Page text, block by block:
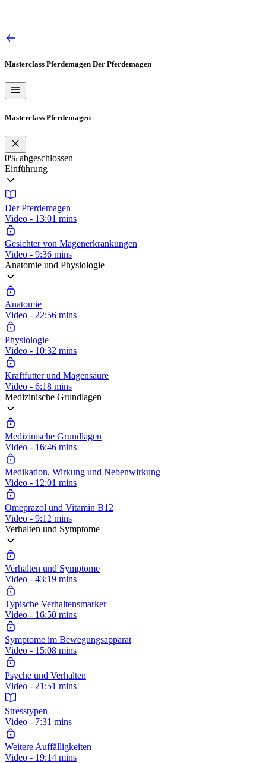
Masterclass Pferdemagen Der Pferdemagen
Masterclass Pferdemagen
0% abgeschlossen
Einführung
Der Pferdemagen
Video - 13:01 mins
Gesichter von Magenerkrankungen
Video - 9:36 mins
Anatomie und Physiologie
Anatomie
Video - 22:56 mins
Physiologie
Video - 10:32 mins
Kraftfutter und Magensäure
Video - 6:18 mins
Medizinische Grundlagen
Medizinische Grundlagen
Video - 16:46 mins
Medikation, Wirkung und Nebenwirkung
Video - 12:01 mins
Omeprazol und Vitamin B12
Video - 9:12 mins
Verhalten und Symptome
Verhalten und Symptome
Video - 43:19 mins
Typische Verhaltensmarker
Video - 16:50 mins
Symptome im Bewegungsapparat
Video - 15:08 mins
Psyche und Verhalten
Video - 21:51 mins
Stresstypen
Video - 7:31 mins
Weitere Auffälligkeiten
Video - 19:14 mins